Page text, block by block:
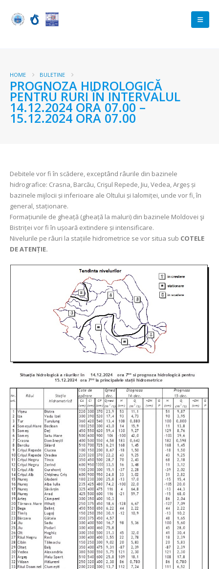
HOME BULETINE
PROGNOZA HIDROLOGICĂ
PENTRU RURI ÎN INTERVALUL
14.12.2024 ORA 07.00 –
15.12.2024 ORA 07.00
Debitele vor fi în scădere, exceptând râurile din bazinele
hidrografice: Crasna, Barcău, Crişul Repede, Jiu, Vedea, Argeș și
bazinele mijlocii și inferioare ale Oltului și Ialomiței, unde vor fi, în
general, staționare.
Formațiunile de gheață (gheață la maluri) din bazinele Moldovei şi
Bistriței vor fi în ușoară extindere și intensificare.
Nivelurile pe râuri la stațiile hidrometrice se vor situa sub COTELE
DE ATENȚIE.